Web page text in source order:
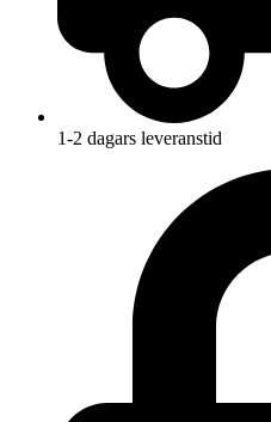
1-2 dagars leveranstid